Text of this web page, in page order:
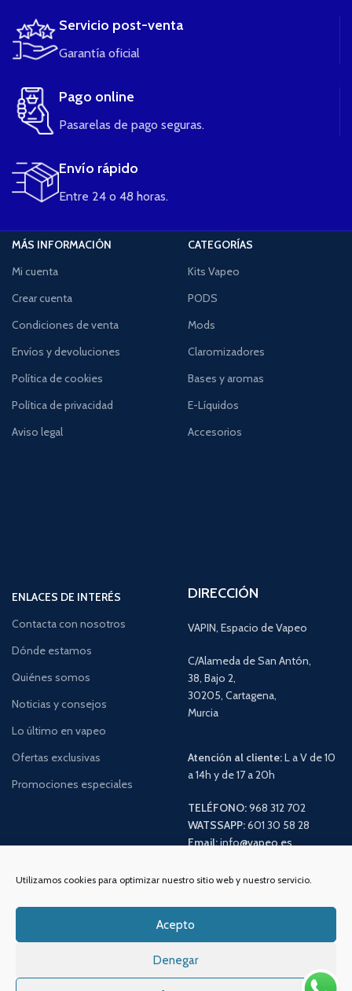
Utilizamos cookies para optimizar nuestro sitio web y nuestro servicio.
Acepto
Denegar
Servicio post-venta
Garantía oficial
Pago online
Pasarelas de pago seguras.
Envío rápido
Entre 24 o 48 horas.
MÁS INFORMACIÓN
Mi cuenta
Crear cuenta
Condiciones de venta
Envíos y devoluciones
Política de cookies
Política de privacidad
Aviso legal
CATEGORÍAS
Kits Vapeo
PODS
Mods
Claromizadores
Bases y aromas
E-Líquidos
Accesorios
ENLACES DE INTERÉS
Contacta con nosotros
Dónde estamos
Quiénes somos
Noticias y consejos
Lo último en vapeo
Ofertas exclusivas
Promociones especiales
DIRECCIÓN
VAPIN, Espacio de Vapeo
C/Alameda de San Antón,
38, Bajo 2,
30205, Cartagena,
Murcia
Atención al cliente:L a V de 10
a 14h y de 17 a 20h
TELÉFONO:968 312 702
WATSSAPP:601 30 58 28
Email:info@vapeo.es